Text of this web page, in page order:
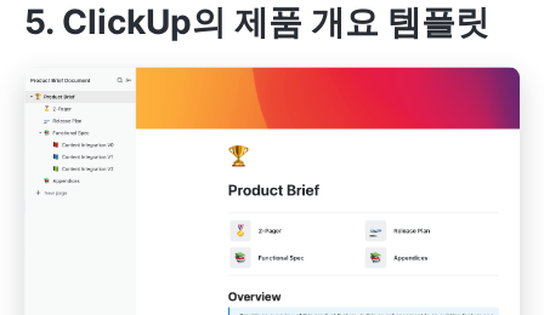
5. ClickUp의 제품 개요 템플릿